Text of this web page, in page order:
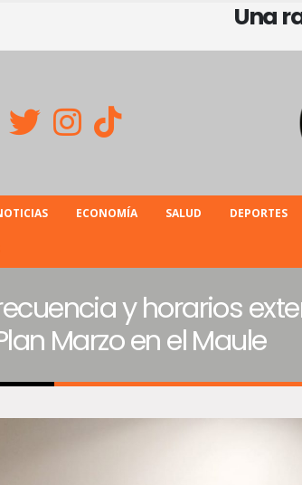
Una
ECONOMÍA SALUD DEPORTES
y horarios
Marzo en el Maule